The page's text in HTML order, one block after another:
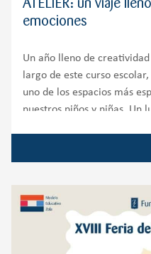
ATELIER: un viaje
emociones
Un año lleno de
largo de este curso
uno de los espacios más
nuestros niños y niñas. Un